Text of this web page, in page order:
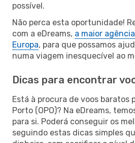
possível.
Não perca esta oportunidade!
com a eDreams, a maior
Europa, para que possamos
numa viagem inesquecível ao
Dicas para encontrar
Está à procura de voos baratos
Porto (OPO)? Na eDreams,
para si. Poderá conseguir os
seguindo estas dicas simples